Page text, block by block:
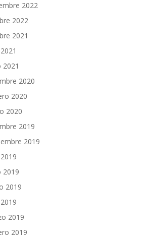
2022
2022
2021
2021
2020
2020
2020
2019
2019
2019
2019
2019
2019